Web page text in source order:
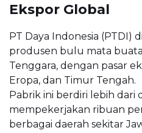
Ekspor Global
PT Daya Indonesia (PTDI)
produsen bulu mata
Tenggara, dengan pasar
Eropa, dan Timur Tengah.
Pabrik ini berdiri lebih dari
mempekerjakan ribuan
berbagai daerah sekitar